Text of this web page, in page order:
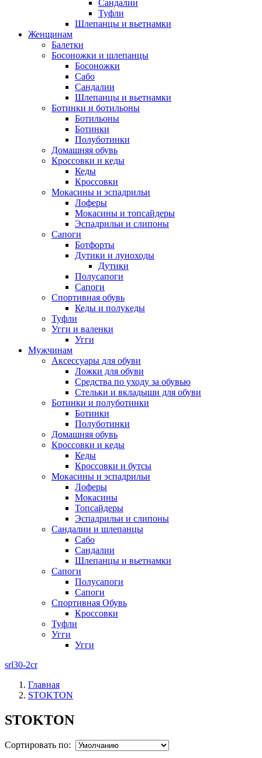
Сандалии
Туфли
Шлепанцы и вьетнамки
Женщинам
Балетки
Босоножки и шлепанцы
Босоножки
Сабо
Сандалии
Шлепанцы и вьетнамки
Ботинки и ботильоны
Ботильоны
Ботинки
Полуботинки
Домашняя обувь
Кроссовки и кеды
Кеды
Кроссовки
Мокасины и эспадрильи
Лоферы
Мокасины и топсайдеры
Эспадрильи и слипоны
Сапоги
Ботфорты
Дутики и луноходы
Дутики
Полусапоги
Сапоги
Спортивная обувь
Кеды и полукеды
Туфли
Угги и валенки
Угги
Мужчинам
Аксессуары для обуви
Ложки для обуви
Средства по уходу за обувью
Стельки и вкладыши для обуви
Ботинки и полуботинки
Ботинки
Полуботинки
Домашняя обувь
Кроссовки и кеды
Кеды
Кроссовки и бутсы
Мокасины и эспадрильи
Лоферы
Мокасины
Топсайдеры
Эспадрильи и слипоны
Сандалии и шлепанцы
Сабо
Сандалии
Шлепанцы и вьетнамки
Сапоги
Полусапоги
Сапоги
Спортивная Обувь
Кроссовки
Туфли
Угги
Угги
srl30-2cr
Главная
STOKTON
STOKTON
Сортировать по: